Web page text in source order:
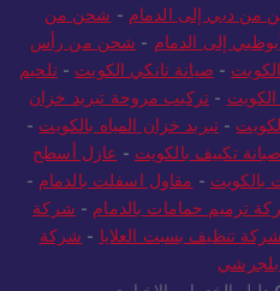
من دبي إلى الدمام - شحن من
إلى الدمام - شحن من رأس
- صيانة تانكي الكويت -تلحيم
الكويت - تركيب مروحة تبريد خزان
- تبريد خزان المياه بالكويت -
صيانة تكييف بالكويت - عازل أسطح
بالكويت - مقاول اسفلت بالدمام -
ترميم حمامات بالدمام - شركة
شركة تنظيف بسبت العلايا - شركة